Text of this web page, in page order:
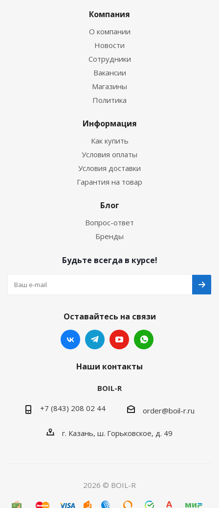
Компания
О компании
Новости
Сотрудники
Вакансии
Магазины
Политика
Информация
Как купить
Условия оплаты
Условия доставки
Гарантия на товар
Блог
Вопрос-ответ
Бренды
Будьте всегда в курсе!
Оставайтесь на связи
Наши контакты
BOIL-R
+7 (843) 208 02 44 order@boil-r.ru
г. Казань, ш. Горьковское, д. 49
2026 © BOIL-R